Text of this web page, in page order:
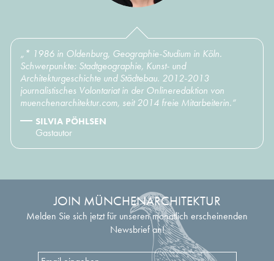
„* 1986 in Oldenburg, Geographie-Studium in Köln.
Schwerpunkte: Stadtgeographie, Kunst- und
Architekturgeschichte und Städtebau. 2012-2013
journalistisches Volontariat in der Onlineredaktion von
muenchenarchitektur.com, seit 2014 freie Mitarbeiterin.“
SILVIA PÖHLSEN
Gastautor
JOIN MÜNCHENARCHITEKTUR
Melden Sie sich jetzt für unseren monatlich erscheinenden
Newsbrief an!